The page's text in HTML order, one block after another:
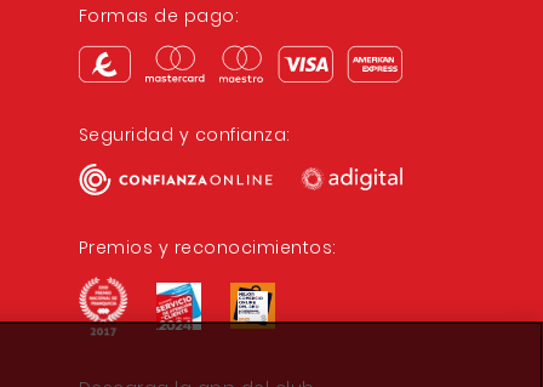
Formas de pago:
Seguridad y confianza:
Premios y reconocimientos: